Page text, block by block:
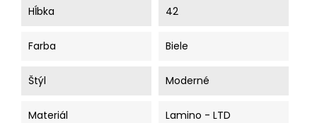
Hĺbka 42
Farba Biele
Štýl Moderné
Materiál Lamino - LTD